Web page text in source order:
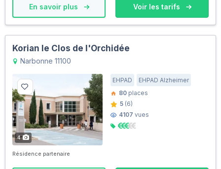
En savoir plus Voir les tarifs
Korian le Clos de l'Orchidée
Narbonne 11100
4
EHPAD
EHPAD Alzheimer
80 places
5 (6)
4107 vues
Résidence partenaire